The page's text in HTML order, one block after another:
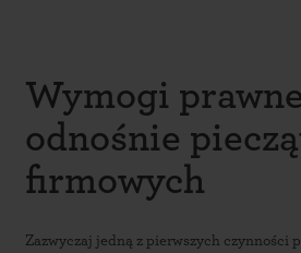
Wymogi prawne
odnośnie
firmowych
Zazwyczaj jedną z pierwszych czynności